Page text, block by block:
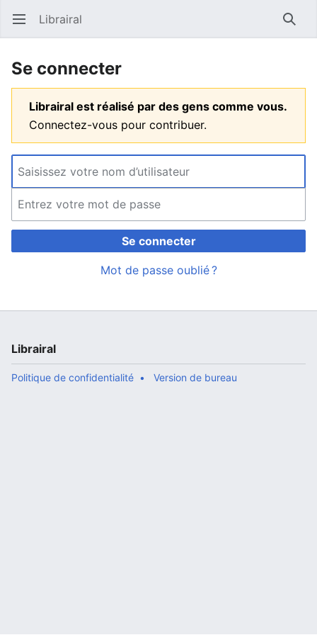
Ouvrir le menu principal Librairal
Se connecter
Librairal est réalisé par des gens comme vous.
Connectez-vous pour contribuer.
Se connecter
Mot de passe oublié ?
Librairal
Politique de confidentialité Version de bureau